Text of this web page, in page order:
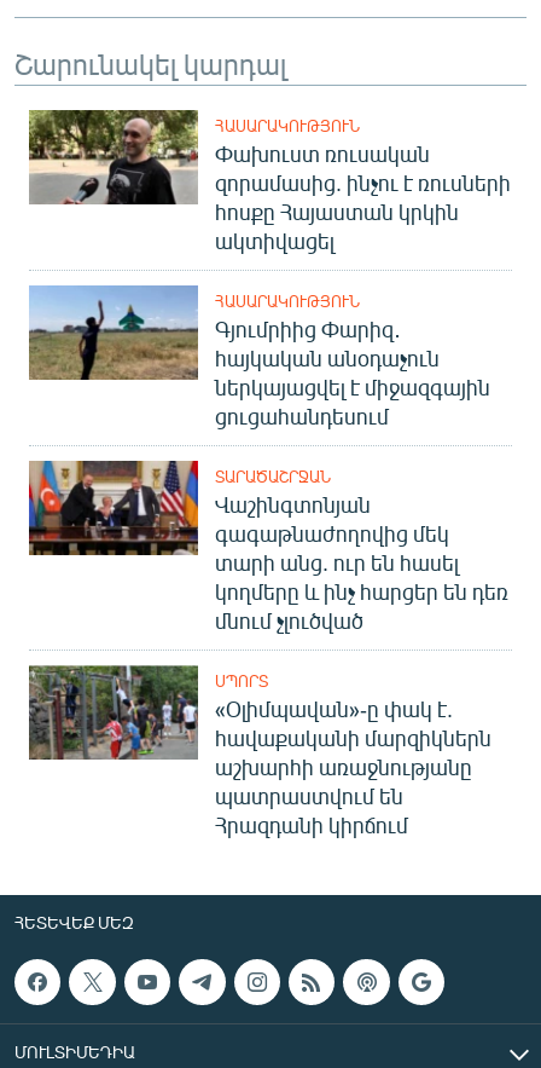
Շարունակել կարդալ
ՀԱՍԱՐԱԿՈՒԹՅՈՒՆ
Փախուստ ռուսական
զորամասից. ինչու է ռուսների
հոսքը Հայաստան կրկին
ակտիվացել
ՀԱՍԱՐԱԿՈՒԹՅՈՒՆ
Գյումրիից Փարիզ․
հայկական անօդաչուն
ներկայացվել է միջազգային
ցուցահանդեսում
ՏԱՐԱԾԱՇՐՋԱՆ
Վաշինգտոնյան
գագաթնաժողովից մեկ
տարի անց. ուր են հասել
կողմերը և ինչ հարցեր են դեռ
մնում չլուծված
ՍՊՈՐՏ
«Օլիմպավան»-ը փակ է.
հավաքականի մարզիկներն
աշխարհի առաջնությանը
պատրաստվում են
Հրազդանի կիրճում
ՀԵՏԵՎԵՔ ՄԵԶ
ՄՈՒԼՏԻՄԵԴԻԱ